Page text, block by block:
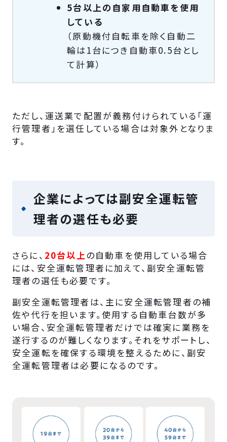
5台以上の自家用自動車を使用
している
（原動機付自転車を除く自動二
輪は1台につき自動車0.5台とし
て計算）
ただし、運送業で配置が義務付けられている「運
行管理者」を選任している場合は対象外となりま
す。
企業によっては副安全運転管
理者の選任も必要
さらに、 20台以上の自動車を使用している場合
には、安全運転管理者に加えて、副安全運転管
理者の選任も必要です。
副安全運転管理者は、主に安全運転管理者の補
佐や代行を担います。使用する自動車台数が多
い場合、安全運転管理者だけでは確実に業務を
遂行するのが難しくなります。それをサポートし、
安全運転を確保する環境を整えるために、副安
全運転管理者は必要になるのです。